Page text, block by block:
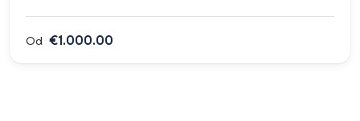
Od €1.000.00